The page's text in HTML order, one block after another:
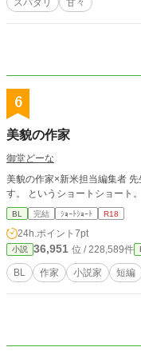
スパダリ
甘々
6
美貌の作家
御堂どーな
美貌の作家×新米担当編集者 先生は、大変お上品な言葉遣いでお攻めになりま
す。 というショートショート。
BL 完結 ｼｮｰﾄｼｮｰﾄ R18
24h.ポイント 7pt
小説 36,951 位 / 228,589件
BL 作家 小説家 短編